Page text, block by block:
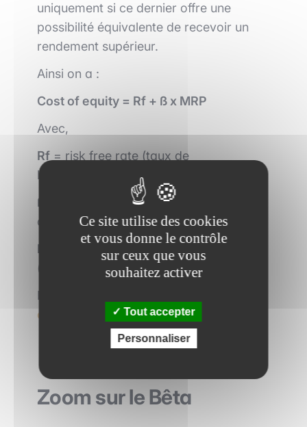
uniquement si ce dernier offre une
possibilité équivalente de recevoir un
rendement supérieur.
Ainsi on a :
Cost of equity = Rf + ß x MRP
Avec,
Rf = risk free rate (taux de
l’investissement sans risque)
ß
= représente le risque systématique
de l’équité d’une entreprise
MRP
(risk free rate - market risk)
Lire plus :
étapes d'une fusion acquisition ?
Zoom sur le Bêta
Ce site utilise des cookies
et vous donne le contrôle
sur ceux que vous
souhaitez activer
Tout accepter
Personnaliser